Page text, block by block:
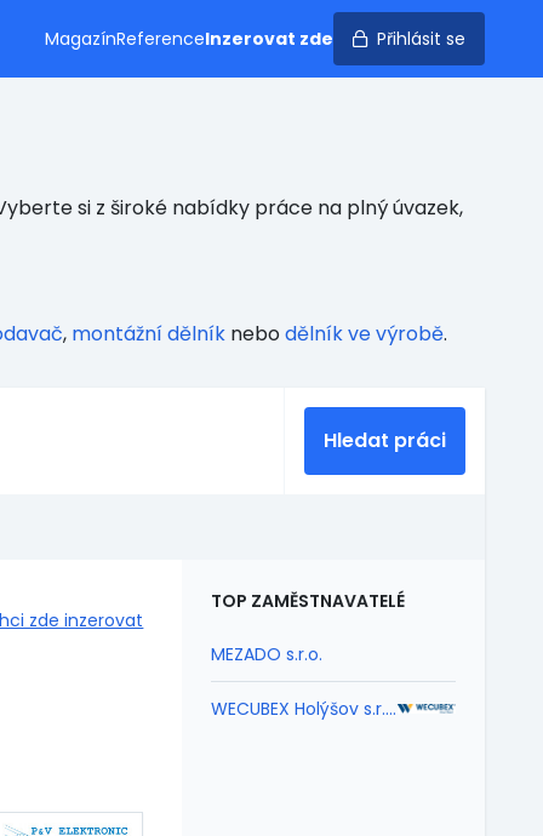
MagazínReferenceInzerovat zde Přihlásit se
si z široké nabídky práce na plný úvazek,
, montážní dělník nebodělník ve výrobě.
Hledat práci
zde inzerovat
TOP ZAMĚSTNAVATELÉ
MEZADO s.r.o.
WECUBEX Holýšov s.r.o.